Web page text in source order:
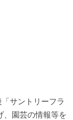
サントリーフラ
、園芸の情報等を